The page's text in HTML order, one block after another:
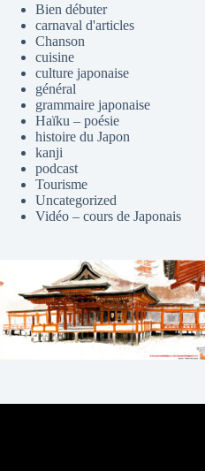
Bien débuter
carnaval d'articles
Chanson
cuisine
culture japonaise
général
grammaire japonaise
Haïku – poésie
histoire du Japon
kanji
podcast
Tourisme
Uncategorized
Vidéo – cours de Japonais